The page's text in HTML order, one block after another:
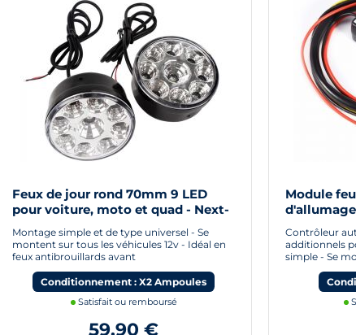
Feux de jour rond 70mm 9 LED
pour voiture, moto et quad - Next-
Tech®
Montage simple et de type universel - Se
montent sur tous les véhicules 12v - Idéal en
feux antibrouillards avant
Conditionnement : X2 Ampoules
Satisfait ou remboursé
59,90 €
Module
Contrôleur
additionnels
simple - Se